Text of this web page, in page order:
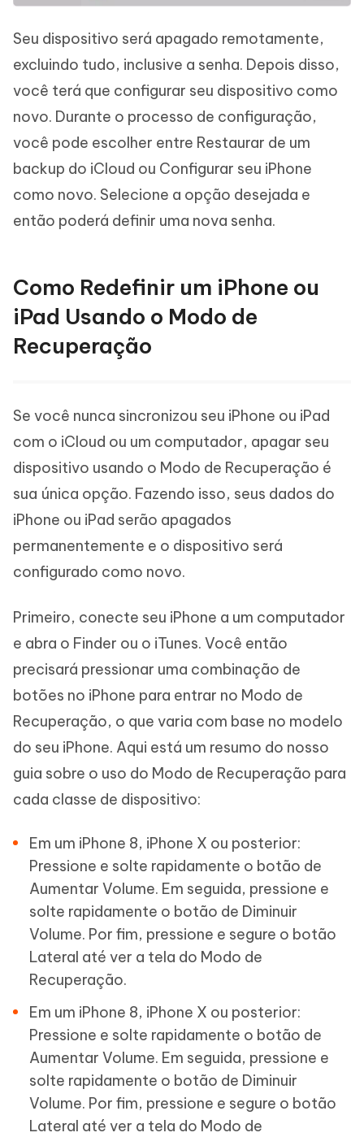
Seu dispositivo será apagado remotamente,
excluindo tudo, inclusive a senha. Depois disso,
você terá que configurar seu dispositivo como
novo. Durante o processo de configuração,
você pode escolher entre Restaurar de um
backup do iCloud ou Configurar seu iPhone
como novo. Selecione a opção desejada e
então poderá definir uma nova senha.
Como Redefinir um iPhone ou
iPad Usando o Modo de
Recuperação
Se você nunca sincronizou seu iPhone ou iPad
com o iCloud ou um computador, apagar seu
dispositivo usando o Modo de Recuperação é
sua única opção. Fazendo isso, seus dados do
iPhone ou iPad serão apagados
permanentemente e o dispositivo será
configurado como novo.
Primeiro, conecte seu iPhone a um computador
e abra o Finder ou o iTunes. Você então
precisará pressionar uma combinação de
botões no iPhone para entrar no Modo de
Recuperação, o que varia com base no modelo
do seu iPhone. Aqui está um resumo do nosso
guia sobre o uso do Modo de Recuperação para
cada classe de dispositivo:
Em um iPhone 8, iPhone X ou posterior:
Pressione e solte rapidamente o botão de
Aumentar Volume. Em seguida, pressione e
solte rapidamente o botão de Diminuir
Volume. Por fim, pressione e segure o botão
Lateral até ver a tela do Modo de
Recuperação.
Em um iPhone 8, iPhone X ou posterior:
Pressione e solte rapidamente o botão de
Aumentar Volume. Em seguida, pressione e
solte rapidamente o botão de Diminuir
Volume. Por fim, pressione e segure o botão
Lateral até ver a tela do Modo de